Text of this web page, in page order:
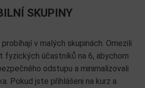
SKUPINY
v malých skupinách. Omezili
fyzických účastníků na 6, abychom
odstupu a minimalizovali
Pokud jste přihlášeni na kurz a